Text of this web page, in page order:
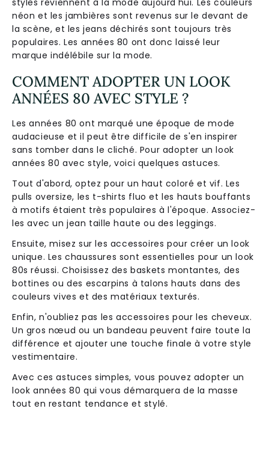
néon et les jambières sont revenus sur le devant de
la scène, et les jeans déchirés sont toujours très
populaires. Les années 80 ont donc laissé leur
marque indélébile sur la mode.
COMMENT ADOPTER UN LOOK
ANNÉES 80 AVEC STYLE ?
Les années 80 ont marqué une époque de mode
audacieuse et il peut être difficile de s'en inspirer
sans tomber dans le cliché. Pour adopter un look
années 80 avec style, voici quelques astuces.
Tout d'abord, optez pour un haut coloré et vif. Les
pulls oversize, les t-shirts fluo et les hauts bouffants
à motifs étaient très populaires à l'époque. Associez-
les avec un jean taille haute ou des leggings.
Ensuite, misez sur les accessoires pour créer un look
unique. Les chaussures sont essentielles pour un look
80s réussi. Choisissez des baskets montantes, des
bottines ou des escarpins à talons hauts dans des
couleurs vives et des matériaux texturés.
Enfin, n'oubliez pas les accessoires pour les cheveux.
Un gros nœud ou un bandeau peuvent faire toute la
différence et ajouter une touche finale à votre style
vestimentaire.
Avec ces astuces simples, vous pouvez adopter un
look années 80 qui vous démarquera de la masse
tout en restant tendance et stylé.